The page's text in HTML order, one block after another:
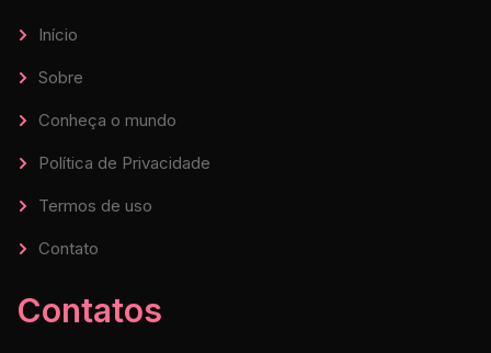
Início
Sobre
Conheça o mundo
Política de Privacidade
Termos de uso
Contato
Contatos